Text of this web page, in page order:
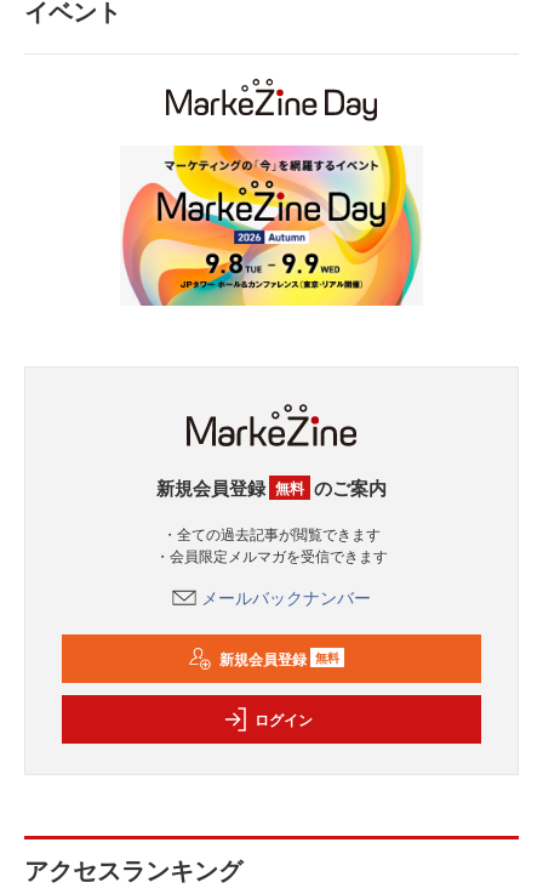
イベント
新規会員登録 無料 のご案内
・全ての過去記事が閲覧できます
・会員限定メルマガを受信できます
メールバックナンバー
新規会員登録 無料
ログイン
アクセスランキング